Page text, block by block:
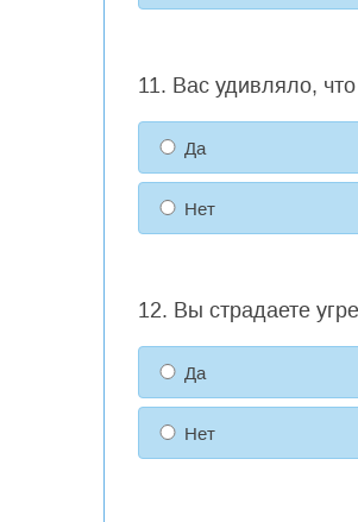
11. Вас удивляло,
Да
Нет
12. Вы страдаете
Да
Нет